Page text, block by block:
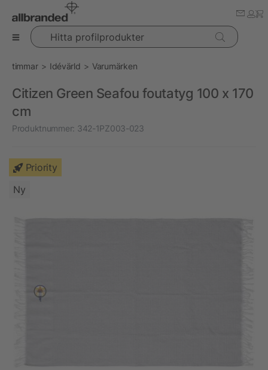
Hitta profilprodukter
timmar Idévärld Varumärken
Citizen Green Seafou foutatyg 100 x 170
cm
Produktnummer: 342-1PZ003-023
Priority
Ny